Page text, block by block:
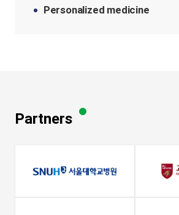
Personalized medicine
Partners